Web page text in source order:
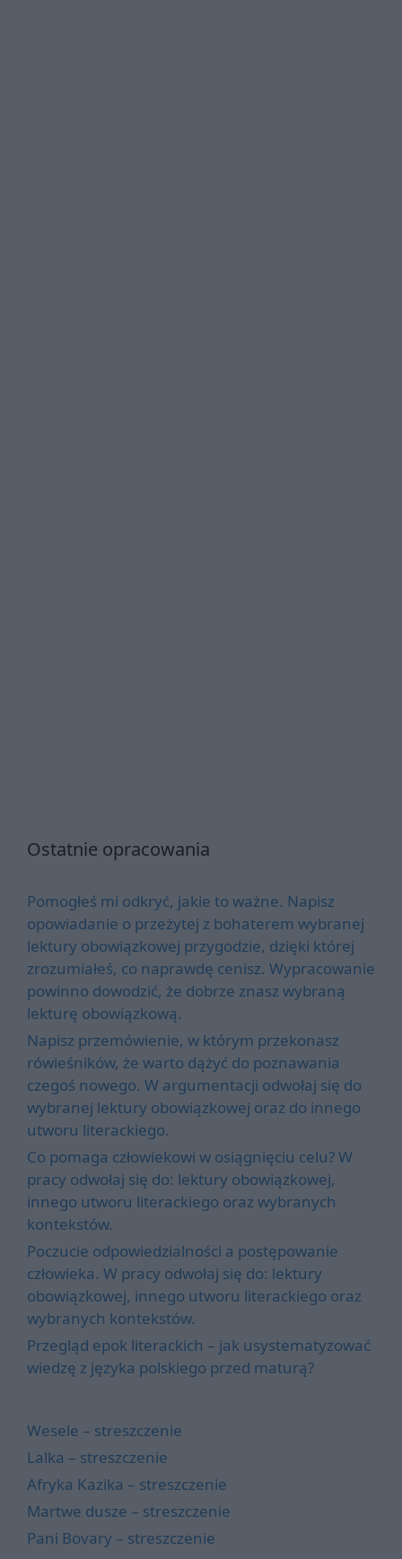
Ostatnie opracowania
Pomogłeś mi odkryć, jakie to ważne. Napisz
opowiadanie o przeżytej z bohaterem wybranej
lektury obowiązkowej przygodzie, dzięki której
zrozumiałeś, co naprawdę cenisz. Wypracowanie
powinno dowodzić, że dobrze znasz wybraną
lekturę obowiązkową.
Napisz przemówienie, w którym przekonasz
rówieśników, że warto dążyć do poznawania
czegoś nowego. W argumentacji odwołaj się do
wybranej lektury obowiązkowej oraz do innego
utworu literackiego.
Co pomaga człowiekowi w osiągnięciu celu? W
pracy odwołaj się do: lektury obowiązkowej,
innego utworu literackiego oraz wybranych
kontekstów.
Poczucie odpowiedzialności a postępowanie
człowieka. W pracy odwołaj się do: lektury
obowiązkowej, innego utworu literackiego oraz
wybranych kontekstów.
Przegląd epok literackich – jak usystematyzować
wiedzę z języka polskiego przed maturą?
Wesele – streszczenie
Lalka – streszczenie
Afryka Kazika – streszczenie
Martwe dusze – streszczenie
Pani Bovary – streszczenie